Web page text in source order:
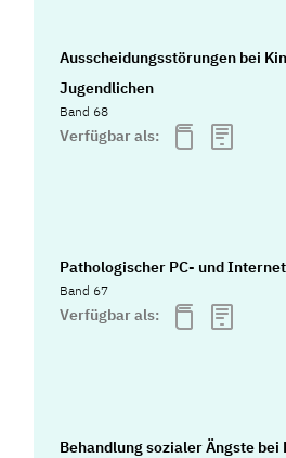
Ausscheidungsstörungen bei
Jugendlichen
Band 68
Verfügbar als:
Pathologischer PC- und
Band 67
Verfügbar als:
Behandlung sozialer Ängste bei